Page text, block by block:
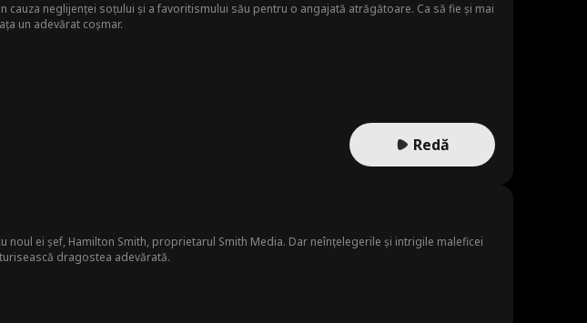
neglijenței soțului și a favoritismului său pentru o angajată atrăgătoare. Ca să fie și mai
un adevărat coșmar.
Redă
ei șef, Hamilton Smith, proprietarul Smith Media. Dar neînțelegerile și intrigile maleficei
dragostea adevărată.